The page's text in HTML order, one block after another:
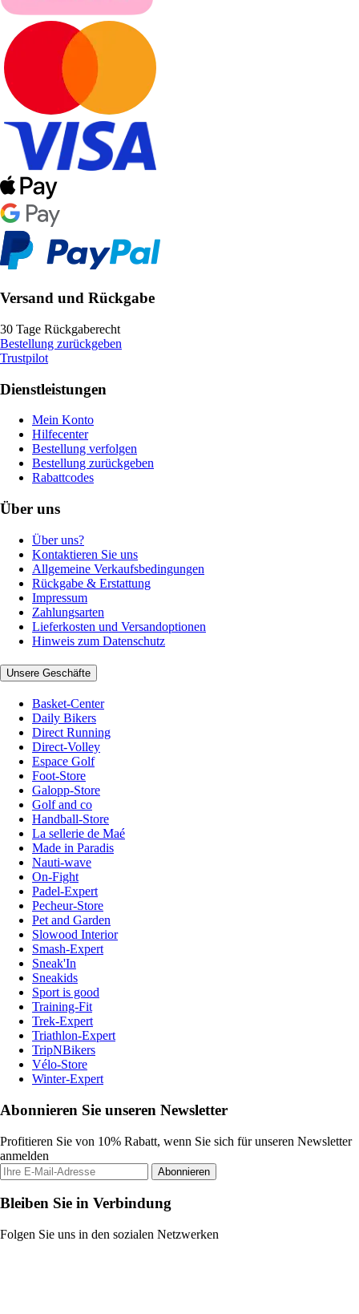
Versand und Rückgabe
30 Tage Rückgaberecht
Bestellung zurückgeben
Trustpilot
Dienstleistungen
Mein Konto
Hilfecenter
Bestellung verfolgen
Bestellung zurückgeben
Rabattcodes
Über uns
Über uns?
Kontaktieren Sie uns
Allgemeine Verkaufsbedingungen
Rückgabe & Erstattung
Impressum
Zahlungsarten
Lieferkosten und Versandoptionen
Hinweis zum Datenschutz
Unsere Geschäfte
Basket-Center
Daily Bikers
Direct Running
Direct-Volley
Espace Golf
Foot-Store
Galopp-Store
Golf and co
Handball-Store
La sellerie de Maé
Made in Paradis
Nauti-wave
On-Fight
Padel-Expert
Pecheur-Store
Pet and Garden
Slowood Interior
Smash-Expert
Sneak'In
Sneakids
Sport is good
Training-Fit
Trek-Expert
Triathlon-Expert
TripNBikers
Vélo-Store
Winter-Expert
Abonnieren Sie unseren Newsletter
Profitieren Sie von 10% Rabatt, wenn Sie sich für unseren Newsletter
anmelden
Abonnieren
Bleiben Sie in Verbindung
Folgen Sie uns in den sozialen Netzwerken